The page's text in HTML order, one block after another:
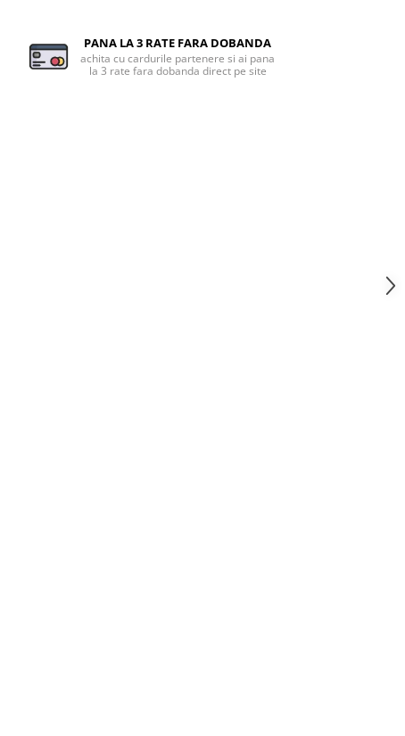
PANA LA 3 RATE FARA DOBANDA
achita cu cardurile partenere si ai pana
la 3 rate fara dobanda direct pe site